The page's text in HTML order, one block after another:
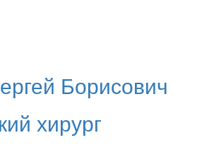
Борисович
хирург